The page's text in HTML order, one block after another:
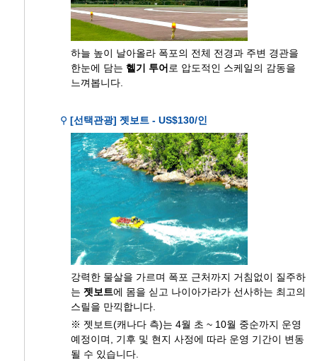
하늘 높이 날아올라 폭포의 전체 전경과 주변 경관을
한눈에 담는 헬기 투어로 압도적인 스케일의 감동을
느껴봅니다.
⚲ [선택관광] 젯보트 - US$130/인
강력한 물살을 가르며 폭포 근처까지 거침없이 질주하
는 젯보트에 몸을 싣고 나이아가라가 선사하는 최고의
스릴을 만끽합니다.
※ 젯보트(캐나다 측)는 4월 초 ~ 10월 중순까지 운영
예정이며, 기후 및 현지 사정에 따라 운영 기간이 변동
될 수 있습니다.